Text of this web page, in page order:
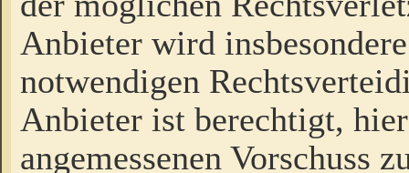
Anbieter wird
notwendigen
Anbieter ist berechtigt,
angemessenen Vorschuss